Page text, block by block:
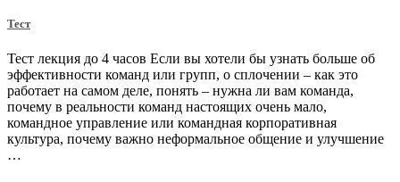
Тест
Тест лекция до 4 часов Если вы хотели бы узнать больше об
эффективности команд или групп, о сплочении – как это
работает на самом деле, понять – нужна ли вам команда,
почему в реальности команд настоящих очень мало,
командное управление или командная корпоративная
культура, почему важно неформальное общение и улучшение
…